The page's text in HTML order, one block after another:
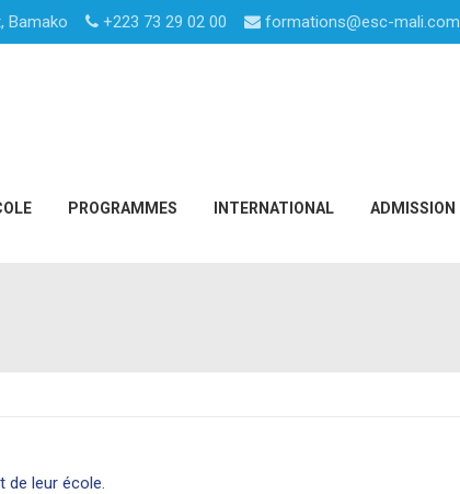
Bamako +223 73 29 02 00 formations@esc-mali.com
PROGRAMMES INTERNATIONAL ADMISSION
de leur école.